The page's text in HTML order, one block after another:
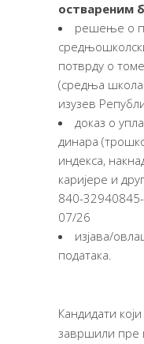
оствареним
решење о
потврду о
(средња
изузев
доказ о
динара
индекса,
каријере и
840-32940845-
07/26
изјава/
података.
Кандидати
завршили пре